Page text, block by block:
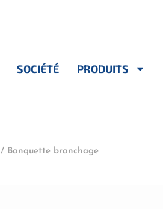
SOCIÉTÉ PRODUITS
/ Banquette branchage